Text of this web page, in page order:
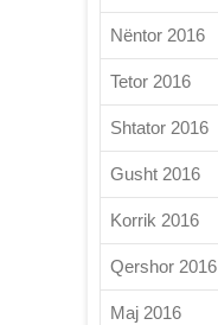
Nëntor 2016
Tetor 2016
Shtator 2016
Gusht 2016
Korrik 2016
Qershor 2016
Maj 2016